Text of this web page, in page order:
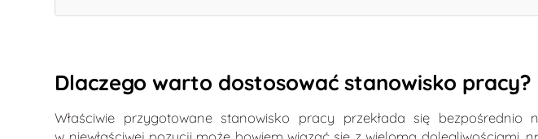
Dlaczego warto dostosować stanowisko pracy?
Właściwie przygotowane stanowisko pracy przekłada się